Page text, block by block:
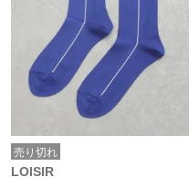
売り切れ
LOISIR